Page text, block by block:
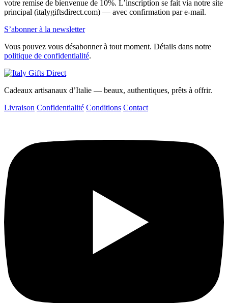
votre remise de bienvenue de 10%. L’inscription se fait via notre site
principal (italygiftsdirect.com) — avec confirmation par e-mail.
S’abonner à la newsletter
Vous pouvez vous désabonner à tout moment. Détails dans notre
politique de confidentialité.
Cadeaux artisanaux d’Italie — beaux, authentiques, prêts à offrir.
Livraison Confidentialité Conditions Contact